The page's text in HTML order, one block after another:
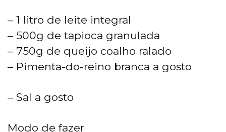
– 1 litro de leite integral
– 500g de tapioca granulada
– 750g de queijo coalho ralado
– Pimenta-do-reino branca a gosto
– Sal a gosto
Modo de fazer